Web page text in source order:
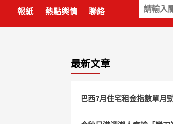
關
鍵
字:
報紙 熱點輿情 聯絡
最新文章
巴西7月住宅租金指數單月